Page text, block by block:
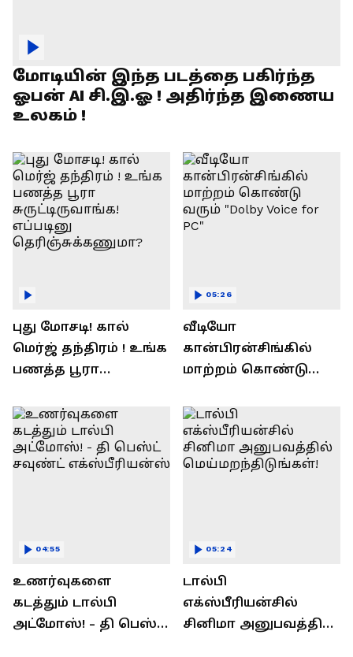
மோடியின் இந்த படத்தை பகிர்ந்த
ஓபன் AI சி.இ.ஓ ! அதிர்ந்த இணைய
உலகம் !
புது மோசடி! கால்
மெர்ஜ் தந்திரம் ! உங்க
பணத்த பூரா
எப்படினு
தெரிஞ்சுக்கணுமா?
வீடியோ
கான்பிரன்சிங்கில்
மாற்றம் கொண்டு
PC"
05:26
உணர்வுகளை
கடத்தும் டால்பி
அட்மோஸ்! - தி பெஸ்ட்
04:55
டால்பி
எக்ஸ்பீரியன்சில்
சினிமா அனுபவத்தில்
05:24